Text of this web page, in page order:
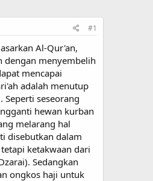
#1
Al-Qur'an,
dengan menyembelih
mencapai
adalah menutup
seseorang
hewan kurban
melarang hal
disebutkan dalam
ketakwaan dari
Sedangkan
ongkos haji untuk